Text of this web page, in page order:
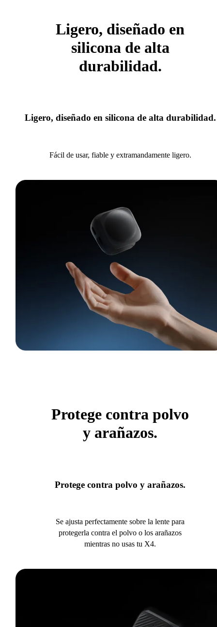
Ligero, diseñado en
silicona de alta
durabilidad.
Ligero, diseñado en silicona de alta durabilidad.
Fácil de usar, fiable y extramandamente ligero.
Protege contra polvo
y arañazos.
Protege contra polvo y arañazos.
Se ajusta perfectamente sobre la lente para
protegerla contra el polvo o los arañazos
mientras no usas tu X4.